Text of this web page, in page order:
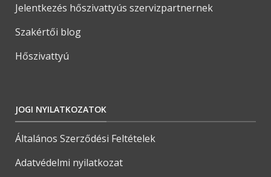
Jelentkezés hőszivattyús szervizpartnernek
Szakértői blog
Hőszivattyú
JOGI NYILATKOZATOK
Általános Szerződési Feltételek
Adatvédelmi nyilatkozat